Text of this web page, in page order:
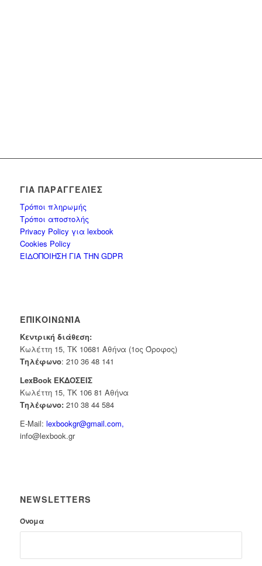
ΓΙΑ ΠΑΡΑΓΓΕΛΊΕΣ
Τρόποι πληρωμής
Τρόποι αποστολής
Privacy Policy για lexbook
Cookies Policy
ΕΙΔΟΠΟΙΗΣΗ ΓΙΑ ΤΗΝ GDPR
ΕΠΙΚΟΙΝΩΝΊΑ
Κεντρική διάθεση:
Κωλέττη 15, ΤΚ 10681 Αθήνα (1ος Όροφος)
Τηλέφωνο: 210 36 48 141
LexBook ΕΚΔΟΣΕΙΣ
Κωλέττη 15, ΤΚ 106 81 Αθήνα
Τηλέφωνο: 210 38 44 584
E-Mail: lexbookgr@gmail.com,
info@lexbook.gr
NEWSLETTERS
Όνομα